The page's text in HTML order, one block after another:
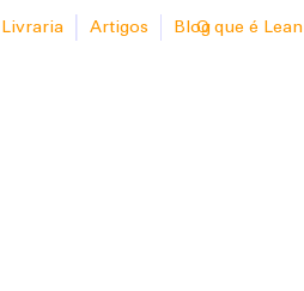
Livraria Artigos BlogO que é Lean